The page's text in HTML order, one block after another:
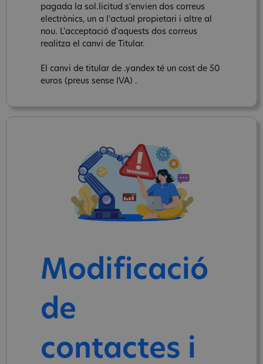
pagada la sol.licitud s'envien dos correus
electrònics, un a l'actual propietari i altre al
nou. L'acceptació d'aquests dos correus
realitza el canvi de Titular.
El canvi de titular de .yandex té un cost de 50
euros (preus sense IVA) .
Modificació
de
contactes i